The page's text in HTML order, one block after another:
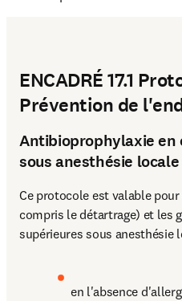
ENCADRÉ 17.1
Prévention de
Antibioprophylaxie en
sous anesthésie locale
Ce protocole est valable
compris le détartrage) et les
supérieures sous anesthésie
en l'absence